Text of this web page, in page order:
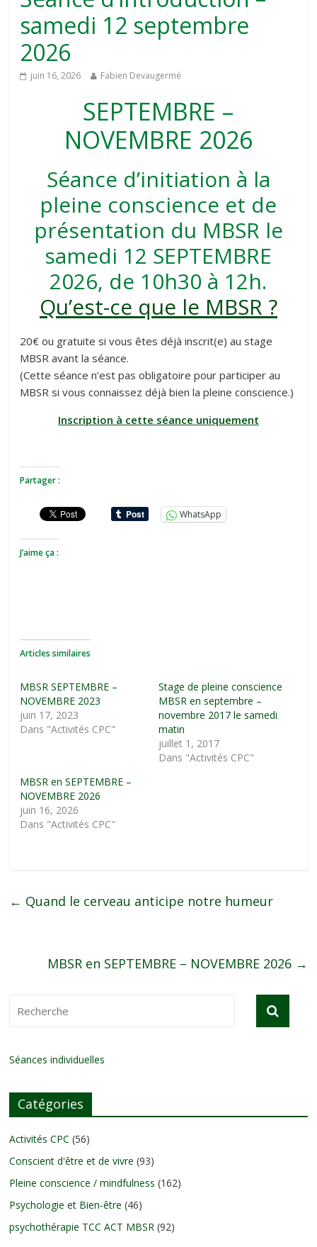
samedi 12 septembre
2026
juin 16, 2026 Fabien Devaugermé
SEPTEMBRE –
NOVEMBRE 2026
Séance d’initiation à la
pleine conscience et de
présentation du MBSR le
samedi 12 SEPTEMBRE
2026, de 10h30 à 12h.
Qu’est-ce que le MBSR ?
20€ ou gratuite si vous êtes déjà inscrit(e) au stage
MBSR avant la séance.
(Cette séance n’est pas obligatoire pour participer au
MBSR si vous connaissez déjà bien la pleine conscience.)
Inscription à cette séance uniquement
Partager :
WhatsApp
J’aime ça :
Articles similaires
MBSR SEPTEMBRE –
NOVEMBRE 2023
juin 17, 2023
Dans "Activités CPC"
Stage de pleine conscience
MBSR en septembre –
novembre 2017 le samedi
matin
juillet 1, 2017
Dans "Activités CPC"
MBSR en SEPTEMBRE –
NOVEMBRE 2026
juin 16, 2026
Dans "Activités CPC"
← Quand le cerveau anticipe notre humeur
MBSR en SEPTEMBRE – NOVEMBRE 2026 →
Séances individuelles
Catégories
Activités CPC (56)
Conscient d'être et de vivre (93)
Pleine conscience / mindfulness (162)
Psychologie et Bien-être (46)
psychothérapie TCC ACT MBSR (92)